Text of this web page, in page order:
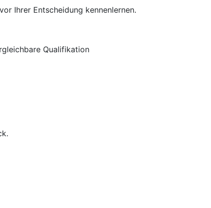
Ihrer Entscheidung kennenlernen.
Qualifikation